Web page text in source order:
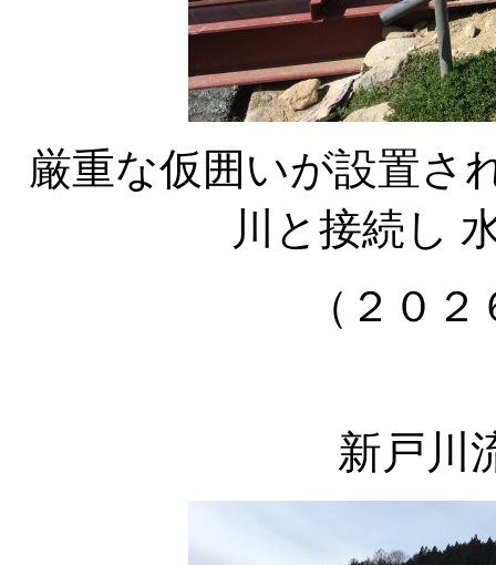
厳重な仮囲いが設置さ
川と接続し
（２０
新戸川